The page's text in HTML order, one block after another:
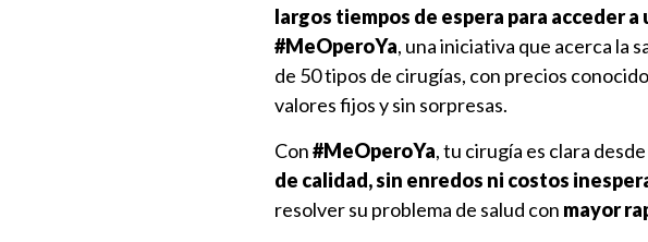
largos tiempos de espera para acceder a
#MeOperoYa, una iniciativa que acerca la
de 50 tipos de cirugías, con precios
valores fijos y sin sorpresas.
Con#MeOperoYa, tu cirugía es clara
de calidad, sin enredos ni costos
resolver su problema de salud con mayor